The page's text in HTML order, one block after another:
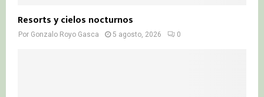
Resorts y cielos nocturnos
Por Gonzalo Royo Gasca 5 agosto, 2026 0